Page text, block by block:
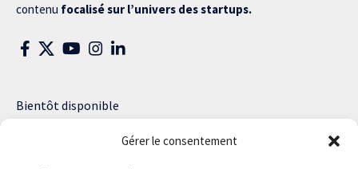
Gérer le consentement
contenu focalisé sur l’univers des startups.
Bientôt disponible
Notre site web enregistre des cookies sur votre ordinateur. Ils